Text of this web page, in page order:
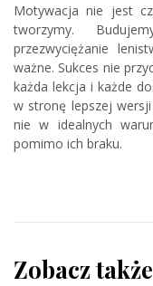
Motywacja nie jest
tworzymy.
przezwyciężanie
ważne. Sukces nie
każda lekcja i każde
w stronę lepszej
nie w idealnych
pomimo ich braku.
Zobacz także